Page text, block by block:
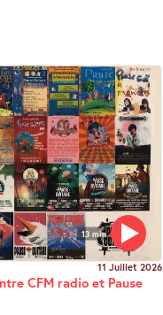
13 min
11 Juillet 2026
CFM radio et Pause